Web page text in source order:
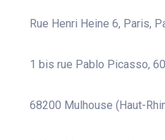
Rue Henri Heine 6, Paris,
1 bis rue Pablo Picasso,
68200 Mulhouse (Haut-